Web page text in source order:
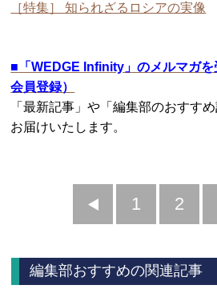
［特集］ 知られざるロシアの実像
■ 「WEDGE Infinity」のメルマガ
会員登録）
「最新記事」や「編集部のおすす
お届けいたします。
前
1 2
編集部おすすめの関連記事